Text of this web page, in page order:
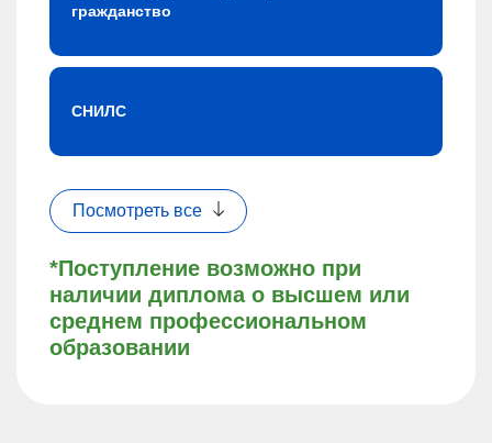
*Поступление возможно при
наличии диплома о высшем или
среднем профессиональном
образовании
гражданство
СНИЛС
Посмотреть все